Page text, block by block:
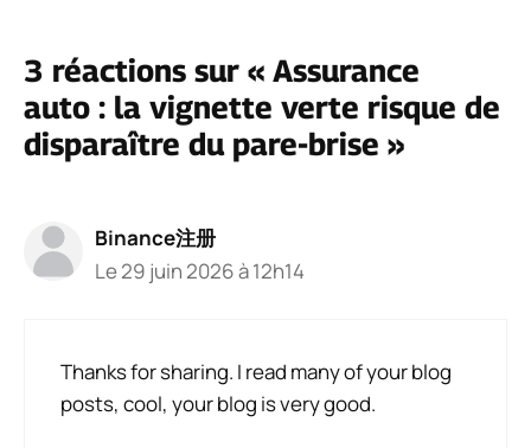
3 réactions sur « Assurance
auto : la vignette verte risque de
disparaître du pare-brise »
Binance注册
Le 29 juin 2026 à 12h14
Thanks for sharing. I read many of your blog
posts, cool, your blog is very good.